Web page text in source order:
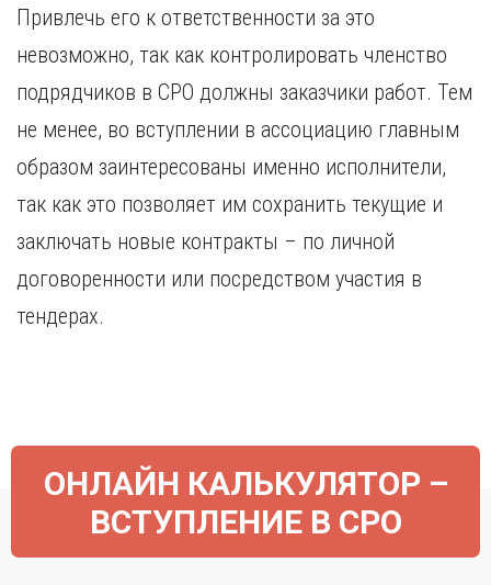
Курск
Л
Липецк
М
Махачкала
Мурманск
Н
Набережные Челны
Нижний Тагил
Хабаровск
Чебоксары
Челябинск
Ярославль
Привлечь его к ответственности за это
невозможно, так как контролировать членство
подрядчиков в СРО должны заказчики работ. Тем
не менее, во вступлении в ассоциацию главным
образом заинтересованы именно исполнители,
так как это позволяет им сохранить текущие и
заключать новые контракты – по личной
договоренности или посредством участия в
тендерах.
ОНЛАЙН КАЛЬКУЛЯТОР –
ВСТУПЛЕНИЕ В СРО